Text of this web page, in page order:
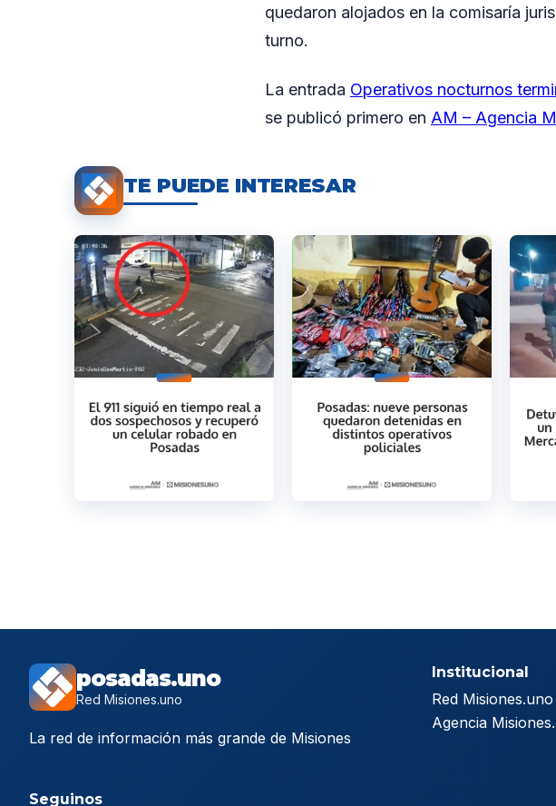
quedaron alojados en la comisaría
turno.
La entrada Operativos nocturnos
se publicó primero en AM – Agencia
TE PUEDE INTERESAR
posadas.uno
Red Misiones.uno
La red de información más grande de Misiones
Institucional
Red Misiones.uno
Agencia
Seguinos